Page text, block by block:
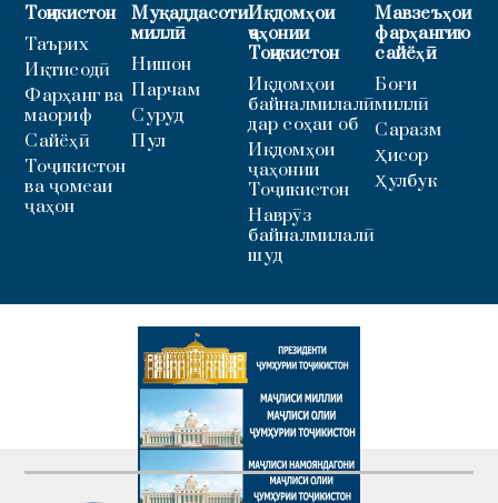
Тоҷикистон
Таърих
Иқтисодӣ
Фарҳанг ва
маориф
Сайёҳӣ
Тоҷикистон
ва ҷомеаи
ҷаҳон
Муқаддасоти
миллӣ
Нишон
Парчам
Суруд
Пул
Иқдомҳои
ҷаҳонии
Тоҷикистон
Иқдомҳои
байналмилалӣ
дар соҳаи об
Иқдомҳои
ҷаҳонии
Тоҷикистон
Наврӯз
байналмилалӣ
шуд
Мавзеъҳои
фарҳангию
сайёҳӣ
Боғи
миллӣ
Саразм
Ҳисор
Ҳулбук